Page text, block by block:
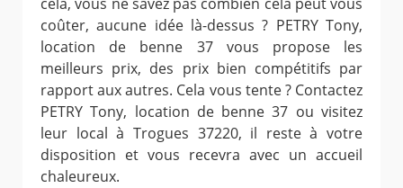
coûter, aucune idée là-dessus ? PETRY Tony,
location de benne 37 vous propose les
meilleurs prix, des prix bien compétitifs par
rapport aux autres. Cela vous tente ? Contactez
PETRY Tony, location de benne 37 ou visitez
leur local à Trogues 37220, il reste à votre
disposition et vous recevra avec un accueil
chaleureux.